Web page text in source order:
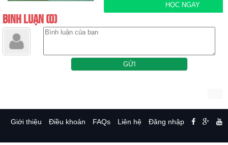
HỌC NGAY
BÌNH LUẬN (0)
Giới thiệu Điều khoản FAQs Liên hệ Đăng nhập